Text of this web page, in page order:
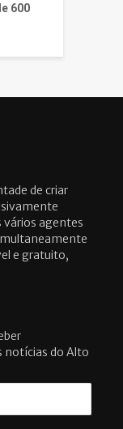
600
de criar
vários agentes
e gratuito,
notícias do Alto